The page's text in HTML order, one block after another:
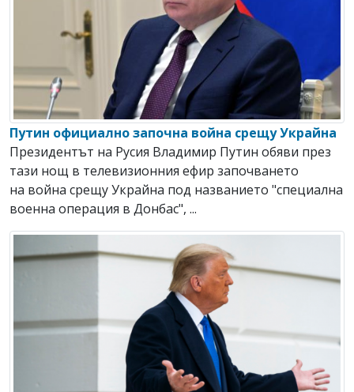
Путин официално започна война срещу Украйна
Президентът на Русия Владимир Путин обяви през
тази нощ в телевизионния ефир започването
на война срещу Украйна под названието "специална
военна операция в Донбас", ...